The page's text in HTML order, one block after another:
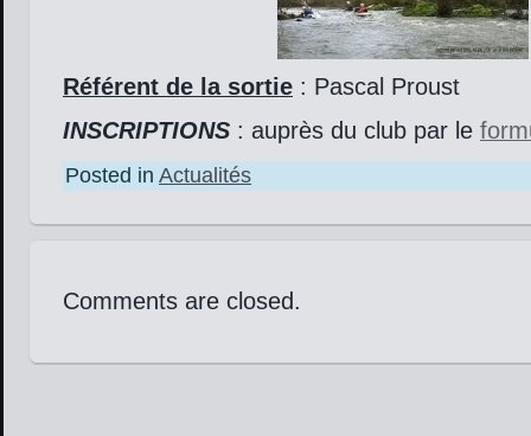
Référent de la sortie : Pascal Proust
INSCRIPTIONS : auprès du club par le
Posted in Actualités
Comments are closed.